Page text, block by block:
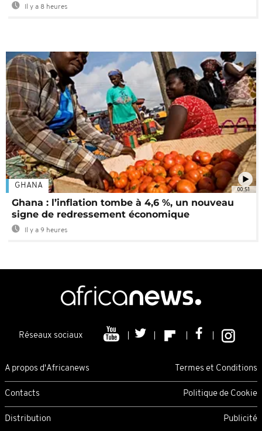
Il y a 8 heures
00:51
GHANA
Ghana : l’inflation tombe à 4,6 %, un nouveau
signe de redressement économique
Il y a 9 heures
Réseaux sociaux
A propos d'Africanews Termes et Conditions
Contacts Politique de Cookie
Distribution Publicité